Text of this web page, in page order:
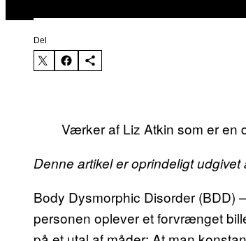
Del
Værker af Liz Atkin som er en
Denne artikel er oprindeligt udgivet
Body Dysmorphic Disorder (BDD)
personen oplever et forvrænget